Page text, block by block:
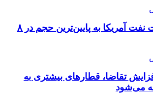
افت صادرات نفت آمریکا به پایین‌ترین حجم در ۸
تقاضا، قطارهای بیشتری به
می‌شود